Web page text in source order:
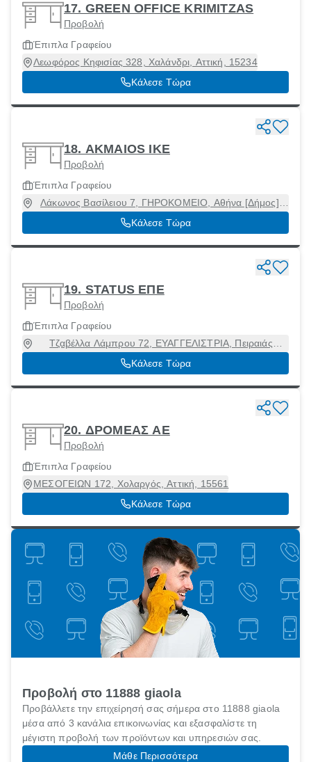
17. GREEN OFFICE KRIMITZAS
Προβολή
Έπιπλα Γραφείου
Λεωφόρος Κηφισίας 328, Χαλάνδρι, Αττική, 15234
Κάλεσε Τώρα
18. AKMAIOS ΙΚΕ
Προβολή
Έπιπλα Γραφείου
Λάκωνος Βασίλειου 7, ΓΗΡΟΚΟΜΕΙΟ, Αθήνα [Δήμος],
Αττική, 11524
Κάλεσε Τώρα
19. STATUS ΕΠΕ
Προβολή
Έπιπλα Γραφείου
Τζαβέλλα Λάμπρου 72, ΕΥΑΓΓΕΛΙΣΤΡΙΑ, Πειραιάς
[Δήμος], Αττική, 18533
Κάλεσε Τώρα
20. ΔΡΟΜΕΑΣ ΑΕ
Προβολή
Έπιπλα Γραφείου
ΜΕΣΟΓΕΙΩΝ 172, Χολαργός, Αττική, 15561
Κάλεσε Τώρα
Προβολή στο 11888 giaola
Προβάλλετε την επιχείρησή σας σήμερα στο 11888 giaola
μέσα από 3 κανάλια επικοινωνίας και εξασφαλίστε τη
μέγιστη προβολή των προϊόντων και υπηρεσιών σας.
Μάθε Περισσότερα